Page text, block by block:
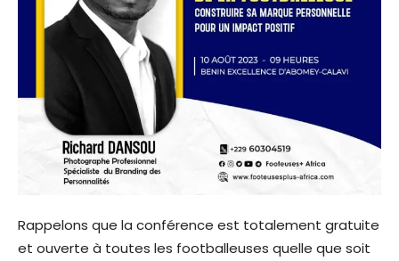
Rappelons que la conférence est totalement gratuite
et ouverte à toutes les footballeuses quelle que soit